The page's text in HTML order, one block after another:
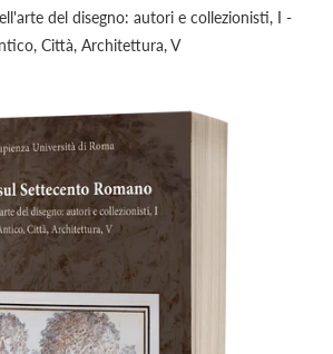
del disegno: autori e collezionisti, I -
Città, Architettura, V